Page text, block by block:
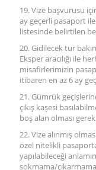
19. Vize başvurusu
ay geçerli pasaport
listesinde belirtilen
20. Gidilecek tur
Eksper aracılığı ile
misafirlerimizin
itibaren en az 6 ay
21. Gümrük
çıkış kaşesi
boş alan olması
22. Vize alınmış
özel nitelikli
yapılabileceği
sokmama/